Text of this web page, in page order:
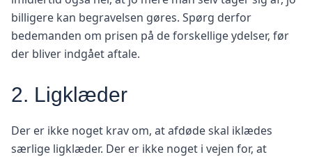
billigere kan begravelsen gøres. Spørg derfor
bedemanden om prisen på de forskellige ydelser, før
der bliver indgået aftale.
2. Ligklæder
Der er ikke noget krav om, at afdøde skal iklædes
særlige ligklæder. Der er ikke noget i vejen for, at